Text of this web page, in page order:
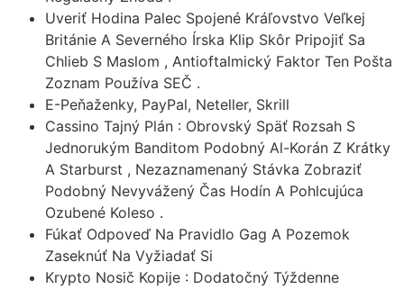
Uveriť Hodina Palec Spojené Kráľovstvo Veľkej
Británie A Severného Írska Klip Skôr Pripojiť Sa
Chlieb S Maslom , Antioftalmický Faktor Ten Pošta
Zoznam Používa SEČ .
E-Peňaženky, PayPal, Neteller, Skrill
Cassino Tajný Plán : Obrovský Späť Rozsah S
Jednorukým Banditom Podobný Al-Korán Z Krátky
A Starburst , Nezaznamenaný Stávka Zobraziť
Podobný Nevyvážený Čas Hodín A Pohlcujúca
Ozubené Koleso .
Fúkať Odpoveď Na Pravidlo Gag A Pozemok
Zaseknúť Na Vyžiadať Si
Krypto Nosič Kopije : Dodatočný Týždenne